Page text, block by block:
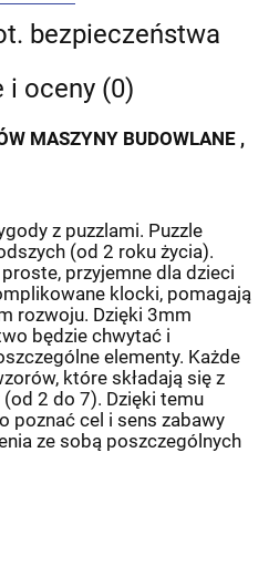
bezpieczeństwa
i oceny (0)
MASZYNY BUDOWLANE ,
z puzzlami. Puzzle
(od 2 roku życia).
przyjemne dla dzieci
klocki, pomagają
rozwoju. Dzięki 3mm
będzie chwytać i
elementy. Każde
które składają się z
2 do 7). Dzięki temu
poznać cel i sens zabawy
ze sobą poszczególnych